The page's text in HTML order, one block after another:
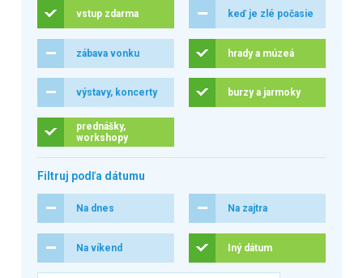
vstup zdarma keď je zlé počasie
zábava vonku hrady a múzeá
výstavy, koncerty burzy a jarmoky
prednášky,
workshopy
Filtruj podľa dátumu
Na dnes Na zajtra
Na víkend Iný dátum